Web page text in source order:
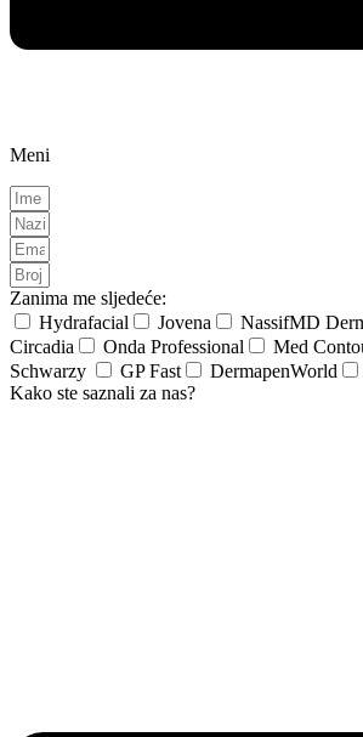
Meni
Zanima me sljedeće:
Hydrafacial
Jovena
NassifMD
Circadia
Onda Professional Med
Schwarzy
GP Fast DermapenWorld
Kako ste saznali za nas?